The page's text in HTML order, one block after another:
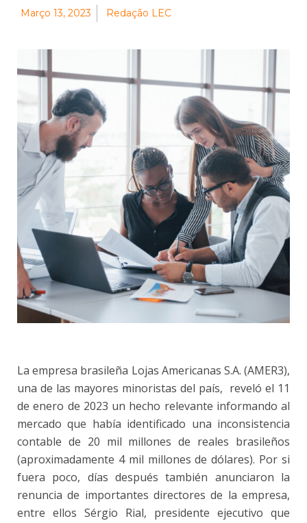
Março 13, 2023 Redação LEC
La empresa brasileña Lojas Americanas S.A. (AMER3),
una de las mayores minoristas del país, reveló el 11
de enero de 2023 un hecho relevante informando al
mercado que había identificado una inconsistencia
contable de 20 mil millones de reales brasileños
(aproximadamente 4 mil millones de dólares). Por si
fuera poco, días después también anunciaron la
renuncia de importantes directores de la empresa,
entre ellos Sérgio Rial, presidente ejecutivo que